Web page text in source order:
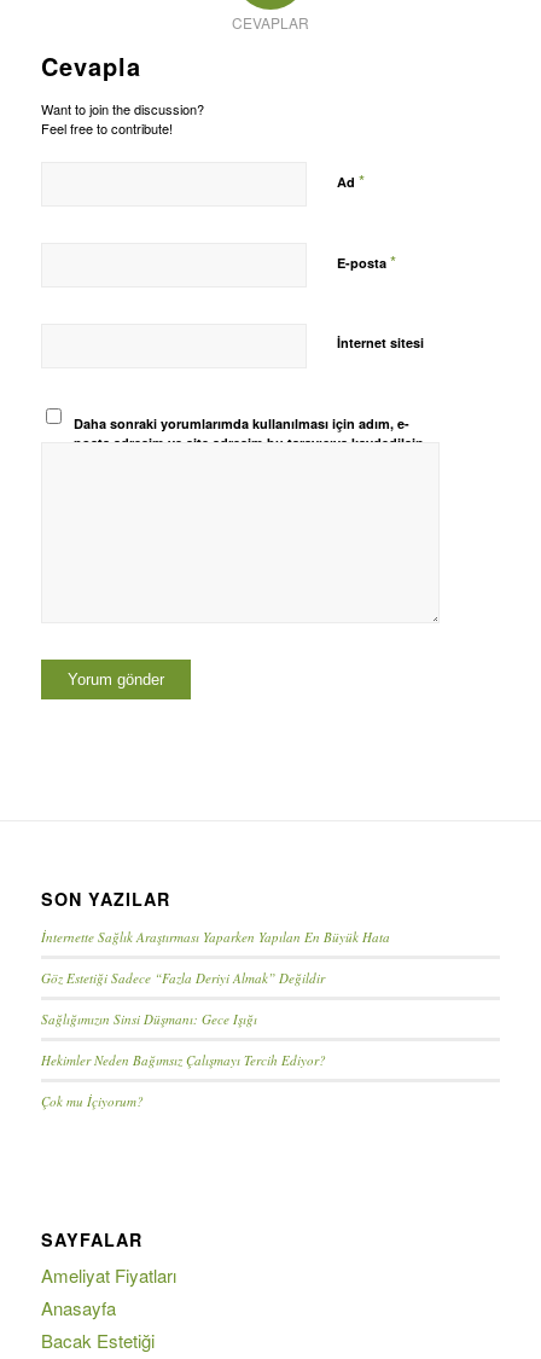
CEVAPLAR
Cevapla
Want to join the discussion?
Feel free to contribute!
Ad *
E-posta *
İnternet sitesi
Daha sonraki yorumlarımda kullanılması için adım, e-
posta adresim ve site adresim bu tarayıcıya kaydedilsin.
SON YAZILAR
İnternette Sağlık Araştırması Yaparken Yapılan En Büyük Hata
Göz Estetiği Sadece “Fazla Deriyi Almak” Değildir
Sağlığımızın Sinsi Düşmanı: Gece Işığı
Hekimler Neden Bağımsız Çalışmayı Tercih Ediyor?
Çok mu İçiyorum?
SAYFALAR
Ameliyat Fiyatları
Anasayfa
Bacak Estetiği